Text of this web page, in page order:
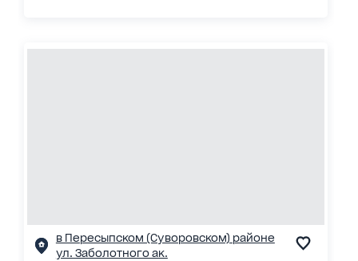
в Пересыпском (Суворовском) районе
ул. Заболотного ак.